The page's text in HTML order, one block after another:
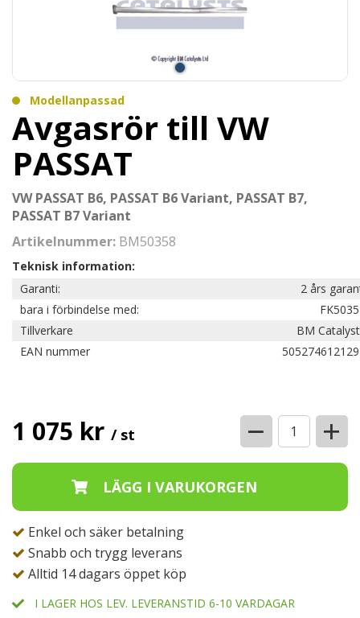
Modellanpassad
Avgasrör till VW
PASSAT
VW PASSAT B6, PASSAT B6 Variant, PASSAT B7,
PASSAT B7 Variant
Artikelnummer: BM50358
Teknisk information:
Garanti:
2 års
bara i förbindelse med:
Tillverkare
BM
EAN nummer
1 075 kr / st − +
Enkel och säker betalning
Snabb och trygg leverans
Alltid 14 dagars öppet köp
I LAGER HOS LEV. LEVERANSTID 6-10 VARDAGAR